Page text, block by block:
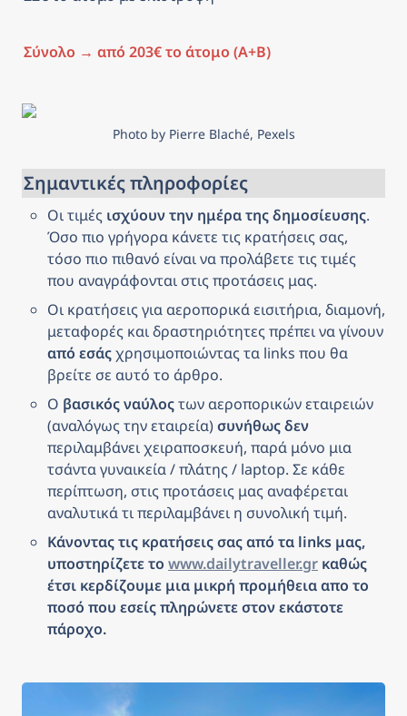
Σύνολο → από 203€ το άτομο (Α+Β)
Photo by Pierre Blaché, Pexels
Σημαντικές πληροφορίες
Οι τιμές ισχύουν την ημέρα της δημοσίευσης.
Όσο πιο γρήγορα κάνετε τις κρατήσεις σας,
τόσο πιο πιθανό είναι να προλάβετε τις τιμές
που αναγράφονται στις προτάσεις μας.
Οι κρατήσεις για αεροπορικά εισιτήρια, διαμονή,
από εσάς χρησιμοποιώντας τα links που θα
βρείτε σε αυτό το άρθρο.
Ο βασικός ναύλος των αεροπορικών εταιρειών
(αναλόγως την εταιρεία) συνήθως δεν
περιλαμβάνει χειραποσκευή, παρά μόνο μια
τσάντα γυναικεία / πλάτης / laptop. Σε κάθε
περίπτωση, στις προτάσεις μας αναφέρεται
αναλυτικά τι περιλαμβάνει η συνολική τιμή.
Κάνοντας τις κρατήσεις σας από τα links μας,
υποστηρίζετε το www.dailytraveller.gr καθώς
έτσι κερδίζουμε μια μικρή προμήθεια απο το
ποσό που εσείς πληρώνετε στον εκάστοτε
πάροχο.